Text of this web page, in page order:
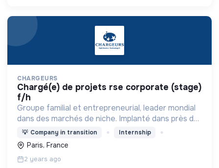
CHARGEURS
chargé(e) de projets rse corporate (stage)
f/h
Groupe familial et entrepreneurial, leader mondial
dans des marchés de niche. Implanté dans près de
100 pays et organisé autour de deux pôles
stratégiques : technologies industrielles et luxe
💡 Company in transition Internship
Paris, France
2 years ago